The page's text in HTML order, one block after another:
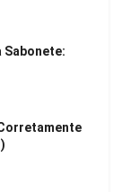
Sabonete: